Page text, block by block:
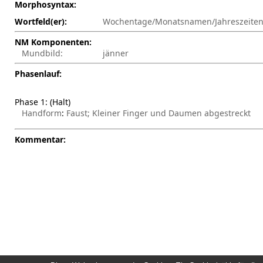
Morphosyntax:
Wortfeld(er):
Wochentage/Monatsnamen/Jahreszeiten
NM Komponenten:
Mundbild:
jänner
Phasenlauf:
Phase 1 : (Halt)
Handform: Faust; Kleiner Finger und Daumen abgestreckt
Kommentar: